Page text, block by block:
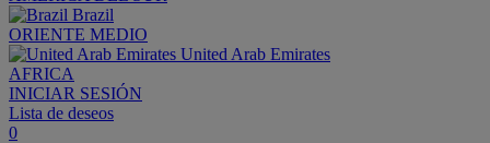
Brazil
ORIENTE MEDIO
United Arab Emirates
AFRICA
INICIAR SESIÓN
Lista de deseos
0